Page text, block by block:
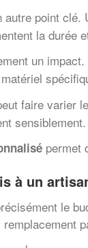
autre point clé.
la durée
un
faire varier
sensiblement.
permet
à un
le